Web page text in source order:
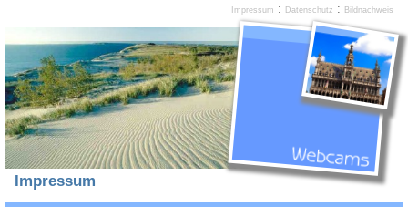
Impressum
Impressum : Datenschutz : Bildnachweis